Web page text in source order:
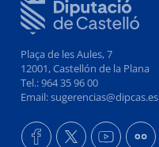
Plaça de les Aules, 7
12001, Castellón de la Plana
Tel.: 964 35 96 00
Email: sugerencias@dipcas.es